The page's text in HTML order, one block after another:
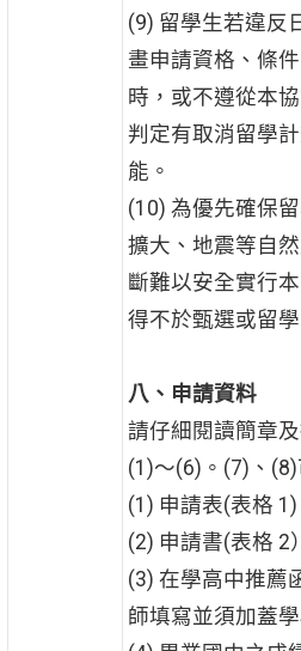
(9) 留學生若違反
畫申請資格、條
時，或不遵從本
判定有取消留學
能。
(10) 為優先確保
擴大、地震等自
斷難以安全實行
得不於甄選或留
八、申請資料
請仔細閱讀簡章
(1)～(6)。(7)、(8)
(1) 申請表(表格 1)
(2) 申請書(表格 2）
(3) 在學高中推薦
師填寫並須加蓋